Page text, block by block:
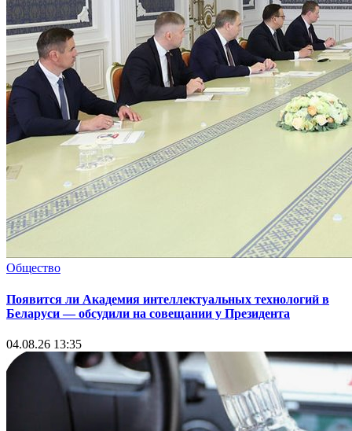
Общество
Появится ли Академия интеллектуальных технологий в
Беларуси — обсудили на совещании у Президента
04.08.26 13:35